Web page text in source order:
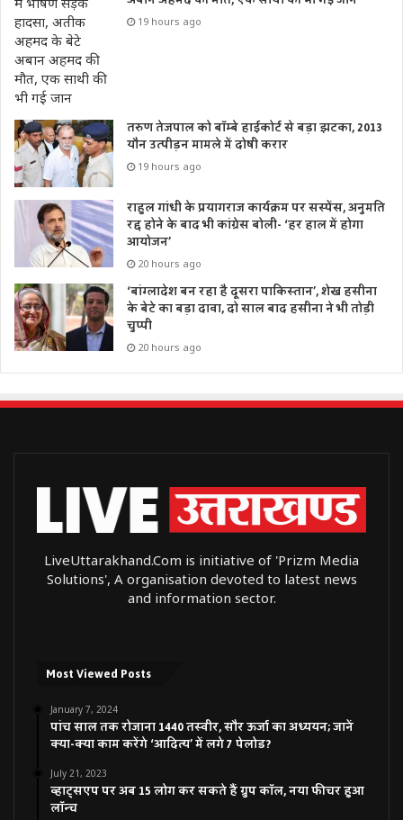
19 hours ago
तरुण तेजपाल को बॉम्बे हाईकोर्ट से बड़ा झटका, 2013
यौन उत्पीड़न मामले में दोषी करार
19 hours ago
राहुल गांधी के प्रयागराज कार्यक्रम पर सस्पेंस, अनुमति
रद्द होने के बाद भी कांग्रेस बोली- ‘हर हाल में होगा
आयोजन’
20 hours ago
‘बांग्लादेश बन रहा है दूसरा पाकिस्तान’, शेख हसीना
के बेटे का बड़ा दावा, दो साल बाद हसीना ने भी तोड़ी
चुप्पी
20 hours ago
LiveUttarakhand.Com is initiative of 'Prizm Media
Solutions', A organisation devoted to latest news
and information sector.
Most Viewed Posts
January 7, 2024
पांच साल तक रोजाना 1440 तस्वीर, सौर ऊर्जा का अध्ययन; जानें
क्या-क्या काम करेंगे ‘आदित्य’ में लगे 7 पेलोड?
July 21, 2023
व्हाट्सएप पर अब 15 लोग कर सकते हैं ग्रुप कॉल, नया फीचर हुआ
लॉन्च